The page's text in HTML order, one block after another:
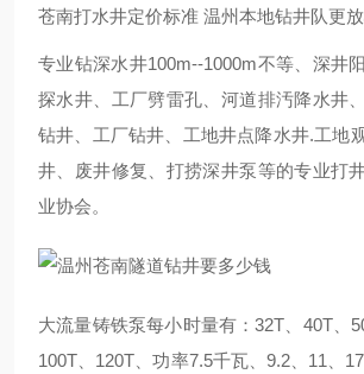
苍南打水井定价标准 温州本地钻井队更
专业钻深水井100m--1000m不等、深井
探水井、工厂劈雷孔、河道排汚降水井
钻井、工厂钻井、工地井点降水井.工地
井、废井修复、打捞深井泵等的专业打
业协会。
大流量铸铁泵每小时量有：32T、40T、
100T、120T、功率7.5千瓦、9.2、11、